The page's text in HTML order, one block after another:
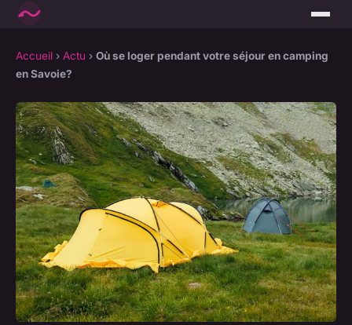
Accueil › Actu › Où se loger pendant votre séjour en camping
en Savoie?